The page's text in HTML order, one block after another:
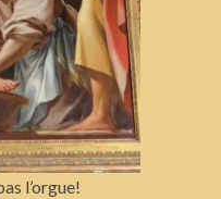
l’orgue!